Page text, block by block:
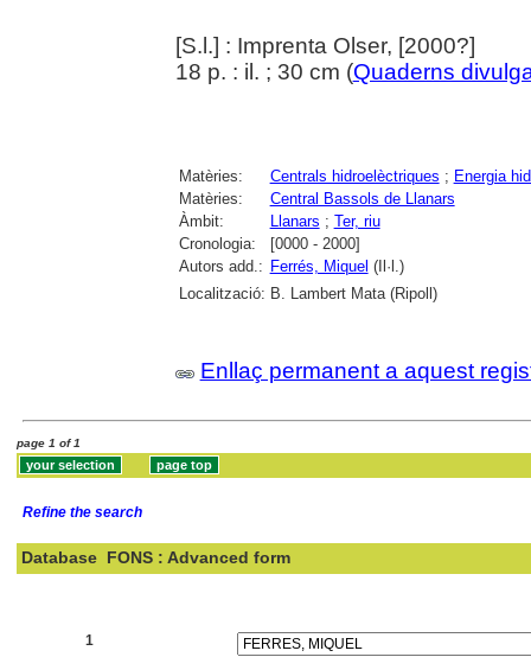
[S.l.] : Imprenta Olser, [2000?]
18 p. : il. ; 30 cm (Quaderns
Matèries: Centrals hidroelèctriques ; Energia
Matèries:
Central Bassols de Llanars
Àmbit:
Llanars ; Ter, riu
Cronologia:
[0000 - 2000]
Autors add.: Ferrés, Miquel (Il·l.)
Localització: B. Lambert Mata (Ripoll)
Enllaç permanent a aquest
page 1 of 1
Refine the search
Database FONS : Advanced form
1